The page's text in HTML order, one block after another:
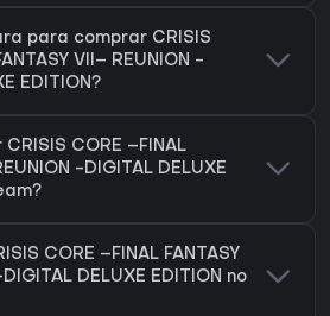
para comprar CRISIS
VII– REUNION -
EDITION?
CORE –FINAL
-DIGITAL DELUXE
CORE –FINAL FANTASY
DELUXE EDITION no